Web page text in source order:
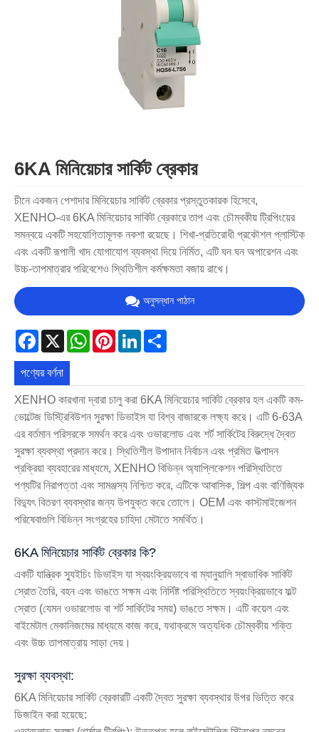
6KA মিনিয়েচার সার্কিট ব্রেকার
চীনে একজন পেশাদার মিনিয়েচার সার্কিট ব্রেকার প্রস্তুতকারক হিসেবে,
XENHO-এর 6KA মিনিয়েচার সার্কিট ব্রেকারে তাপ এবং চৌম্বকীয় ট্রিপিংয়ের
সমন্বয়ে একটি সহযোগিতামূলক নকশা রয়েছে। শিখা-প্রতিরোধী প্রকৌশল প্লাস্টিক
এবং একটি রূপালী খাদ যোগাযোগ ব্যবস্থা দিয়ে নির্মিত, এটি ঘন ঘন অপারেশন এবং
উচ্চ-তাপমাত্রার পরিবেশেও স্থিতিশীল কর্মক্ষমতা বজায় রাখে।
অনুসন্ধান পাঠান
Facebook
X WhatsApp
PinterestLinkedIn
পণ্যের বর্ণনা
XENHO কারখানা দ্বারা চালু করা 6KA মিনিয়েচার সার্কিট ব্রেকার হল একটি কম-
ভোল্টেজ ডিস্ট্রিবিউশন সুরক্ষা ডিভাইস যা বিশ্ব বাজারকে লক্ষ্য করে। এটি 6-63A
এর বর্তমান পরিসরকে সমর্থন করে এবং ওভারলোড এবং শর্ট সার্কিটের বিরুদ্ধে দ্বৈত
সুরক্ষা ব্যবস্থা প্রদান করে। স্থিতিশীল উপাদান নির্বাচন এবং প্রমিত উত্পাদন
প্রক্রিয়া ব্যবহারের মাধ্যমে, XENHO বিভিন্ন অ্যাপ্লিকেশন পরিস্থিতিতে
পণ্যটির নিরাপত্তা এবং সামঞ্জস্য নিশ্চিত করে, এটিকে আবাসিক, শিল্প এবং বাণিজ্যিক
বিদ্যুৎ বিতরণ ব্যবস্থার জন্য উপযুক্ত করে তোলে। OEM এবং কাস্টমাইজেশন
পরিষেবাগুলি বিভিন্ন সংগ্রহের চাহিদা মেটাতে সমর্থিত।
6KA মিনিয়েচার সার্কিট ব্রেকার কি?
একটি যান্ত্রিক স্যুইচিং ডিভাইস যা স্বয়ংক্রিয়ভাবে বা ম্যানুয়ালি স্বাভাবিক সার্কিট
স্রোত তৈরি, বহন এবং ভাঙতে সক্ষম এবং নির্দিষ্ট পরিস্থিতিতে স্বয়ংক্রিয়ভাবে ফল্ট
স্রোত (যেমন ওভারলোড বা শর্ট সার্কিটের সময়) ভাঙতে সক্ষম। এটি কয়েল এবং
বাইমেটাল মেকানিজমের মাধ্যমে কাজ করে, যথাক্রমে অত্যধিক চৌম্বকীয় শক্তি
এবং উচ্চ তাপমাত্রায় সাড়া দেয়।
সুরক্ষা ব্যবস্থা:
6KA মিনিয়েচার সার্কিট ব্রেকারটি একটি দ্বৈত সুরক্ষা ব্যবস্থার উপর ভিত্তি করে
ডিজাইন করা হয়েছে: